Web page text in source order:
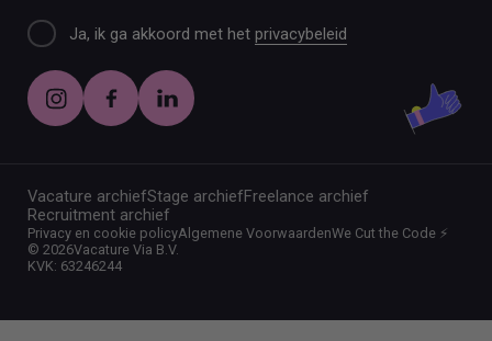
Ja, ik ga akkoord met hetprivacybeleid
Vacature archiefStage archiefFreelance archief
Recruitment archief
©2026Vacature Via B.V.
KVK: 63246244
Privacy en cookie policyAlgemene VoorwaardenWe Cut the Code ⚡️